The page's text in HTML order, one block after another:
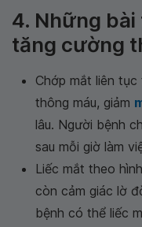
4. Những
tăng cường
Chớp mắt liên
thông máu, giảm
lâu. Người bệnh
sau mỗi giờ làm
Liếc mắt theo
còn cảm giác lờ
bệnh có thể liếc